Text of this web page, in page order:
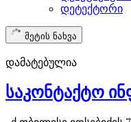
დეტექტორი
მეტის ნახვა
დამატებულია
საკონტაქტო